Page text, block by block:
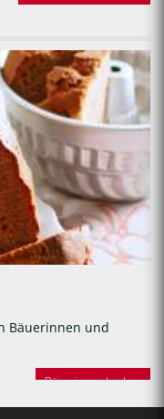
Bäuerinnen und
Bäuerinnen backen